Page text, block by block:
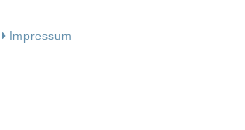
und ich helfen Dir gerne.
Impressum